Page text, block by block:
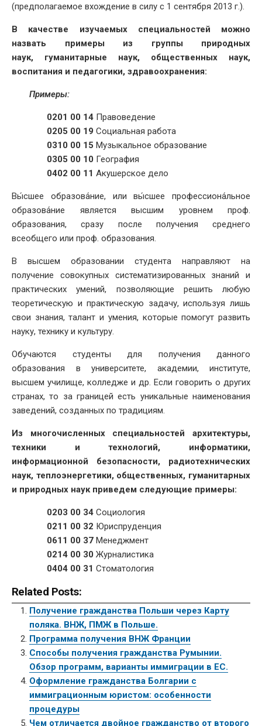
(предполагаемое вхождение в силу с 1 сентября 2013 г.).
В качестве изучаемых специальностей можно
назвать примеры из группы природных
наук, гуманитарные наук, общественных наук,
воспитания и педагогики, здравоохранения:
Примеры:
0201 00 14 Правоведение
0205 00 19 Социальная работа
0310 00 15 Музыкальное образование
0305 00 10 География
0402 00 11 Акушерское дело
Вы́сшее образова́ние, или вы́сшее профессиона́льное
образова́ние является высшим уровнем проф.
образования, сразу после получения среднего
всеобщего или проф. образования.
В высшем образовании студента направляют на
получение совокупных систематизированных знаний и
практических умений, позволяющие решить любую
теоретическую и практическую задачу, используя лишь
свои знания, талант и умения, которые помогут развить
науку, технику и культуру.
Обучаются студенты для получения данного
образования в университете, академии, институте,
высшем училище, колледже и др. Если говорить о других
странах, то за границей есть уникальные наименования
заведений, созданных по традициям.
Из многочисленных специальностей архитектуры,
техники и технологий, информатики,
информационной безопасности, радиотехнических
наук, теплоэнергетики, общественных, гуманитарных
и природных наук приведем следующие примеры:
0203 00 34 Социология
0211 00 32 Юриспруденция
0611 00 37 Менеджмент
0214 00 30 Журналистика
0404 00 31 Стоматология
Related Posts:
Получение гражданства Польши через Карту
поляка. ВНЖ, ПМЖ в Польше.
Программа получения ВНЖ Франции
Способы получения гражданства Румынии.
Обзор программ, варианты иммиграции в ЕС.
Оформление гражданства Болгарии с
иммиграционным юристом: особенности
процедуры
Чем отличается двойное гражданство от второго